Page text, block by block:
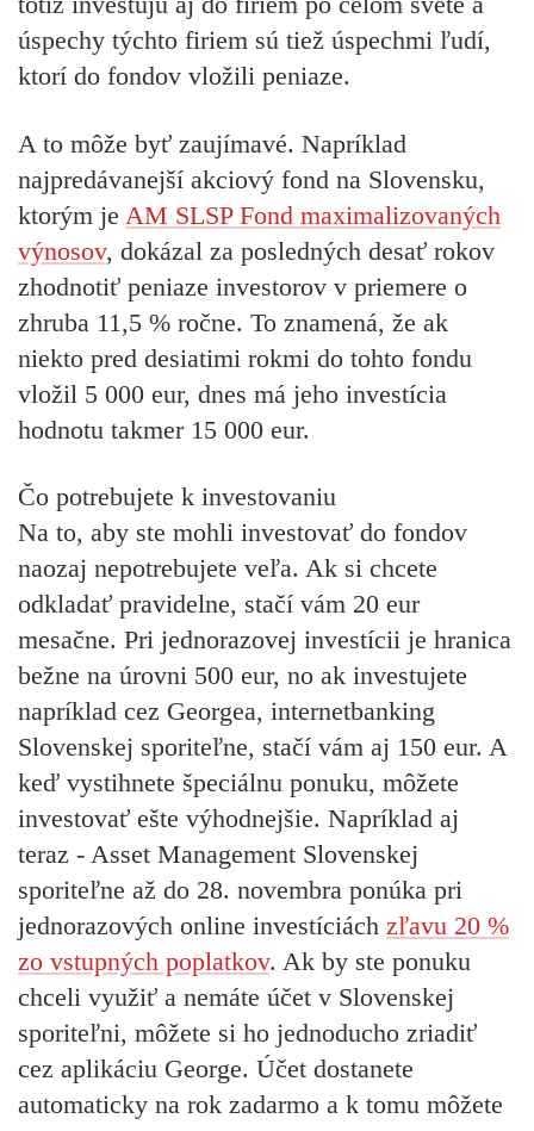
úspechy týchto firiem sú tiež úspechmi ľudí,
ktorí do fondov vložili peniaze.
A to môže byť zaujímavé. Napríklad
najpredávanejší akciový fond na Slovensku,
ktorým je AM SLSP Fond maximalizovaných
výnosov, dokázal za posledných desať rokov
zhodnotiť peniaze investorov v priemere o
zhruba 11,5 % ročne. To znamená, že ak
niekto pred desiatimi rokmi do tohto fondu
vložil 5 000 eur, dnes má jeho investícia
hodnotu takmer 15 000 eur.
Čo potrebujete k investovaniu
Na to, aby ste mohli investovať do fondov
naozaj nepotrebujete veľa. Ak si chcete
odkladať pravidelne, stačí vám 20 eur
mesačne. Pri jednorazovej investícii je hranica
bežne na úrovni 500 eur, no ak investujete
napríklad cez Georgea, internetbanking
Slovenskej sporiteľne, stačí vám aj 150 eur. A
keď vystihnete špeciálnu ponuku, môžete
investovať ešte výhodnejšie. Napríklad aj
teraz - Asset Management Slovenskej
sporiteľne až do 28. novembra ponúka pri
jednorazových online investíciách zľavu 20 %
zo vstupných poplatkov. Ak by ste ponuku
chceli využiť a nemáte účet v Slovenskej
sporiteľni, môžete si ho jednoducho zriadiť
cez aplikáciu George. Účet dostanete
automaticky na rok zadarmo a k tomu môžete